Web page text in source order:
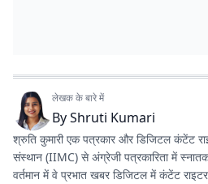
लेखक के बारे में
ByShruti Kumari
श्रुति कुमारी एक पत्रकार और डिजिटल कंटेंट
संस्थान (IIMC) से अंग्रेजी पत्रकारिता में
वर्तमान में वे प्रभात खबर डिजिटल में कंटेंट